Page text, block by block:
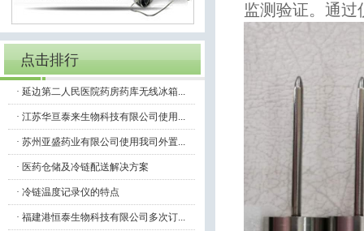
温度记录仪
点击排行
· 延边第二人民医院药房药库无线冰箱...
· 江苏华亘泰来生物科技有限公司使用...
· 苏州亚盛药业有限公司使用我司外置...
· 医药仓储及冷链配送解决方案
· 冷链温度记录仪的特点
· 福建港恒泰生物科技有限公司多次订...
监测验证。通